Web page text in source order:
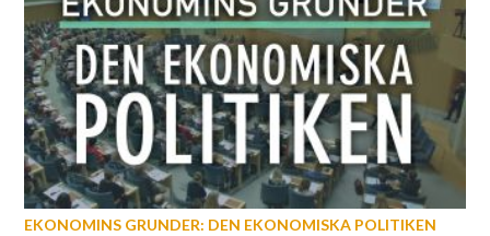
EKONOMINS GRUNDER: DEN EKONOMISKA POLITIKEN